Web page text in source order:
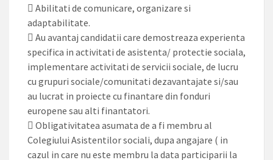
 Abilitati de comunicare, organizare si
adaptabilitate.
 Au avantaj candidatii care demostreaza experienta
specifica in activitati de asistenta/ protectie sociala,
implementare activitati de servicii sociale, de lucru
cu grupuri sociale/comunitati dezavantajate si/sau
au lucrat in proiecte cu finantare din fonduri
europene sau alti finantatori.
 Obligativitatea asumata de a fi membru al
Colegiului Asistentilor sociali, dupa angajare ( in
cazul in care nu este membru la data participarii la